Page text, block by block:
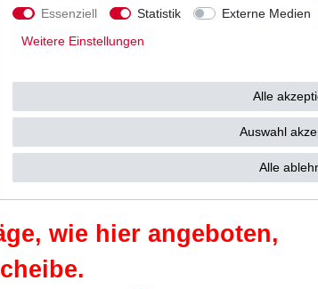
1B
1990 - 1992
1995 - 1996
PC21
1988 - 1992
1991 - 1993
RD03 1988 - 1990
wie hier angeboten,
Essenziell Statistik Externe Medien
Weitere Einstellungen
Alle
Auswahl
Alle